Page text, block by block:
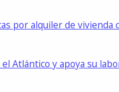
por alquiler de vivienda
Atlántico y apoya su